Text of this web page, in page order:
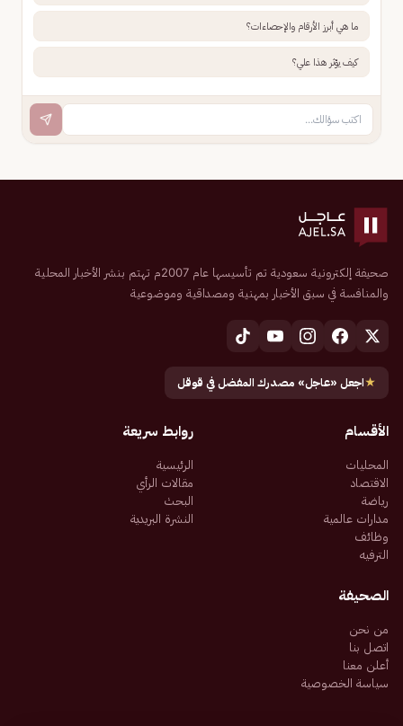
ما هي أبرز الأرقام والإحصاءات؟
كيف يؤثر هذا علي؟
صحيفة إلكترونية سعودية تم تأسيسها عام 2007م تهتم بنشر الأخبار المحلية
والمنافسة في سبق الأخبار بمهنية ومصداقية وموضوعية
★اجعل «عاجل» مصدرك المفضل في قوقل
الأقسام
المحليات
الاقتصاد
رياضة
مدارات عالمية
وظائف
الترفيه
روابط سريعة
الرئيسية
مقالات الرأي
البحث
النشرة البريدية
الصحيفة
من نحن
اتصل بنا
أعلن معنا
سياسة الخصوصية